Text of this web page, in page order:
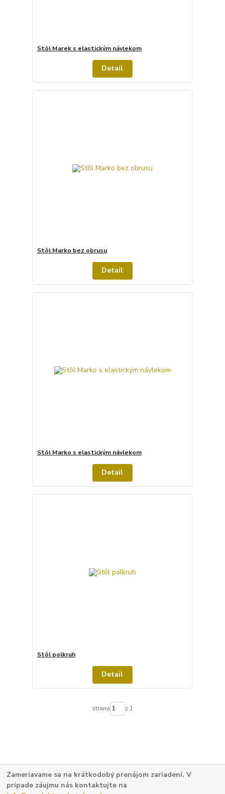
Stôl Marek s elastickým návlekom
Detail
Stôl Marko bez obrusu
Detail
Stôl Marko s elastickým návlekom
Detail
Stôl polkruh
Detail
strana z 1
Zameriavame sa na krátkodobý prenájom zariadení. V
prípade záujmu nás kontaktujte na